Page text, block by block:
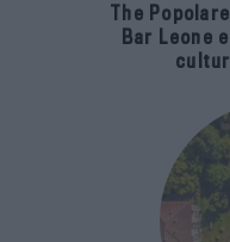
The
Bar Leone